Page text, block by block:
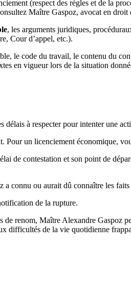
(respect des règles et de la
Maître Gaspoz, avocat en
, les arguments juridiques,
Cour d’appel, etc.).
le code du travail, le contenu du
en vigueur lors de la situation
à respecter pour intenter une
un licenciement économique,
de contestation et son point de
a connu ou aurait dû connaître les
de la rupture.
renom, Maître Alexandre Gaspoz
difficultés de la vie quotidienne